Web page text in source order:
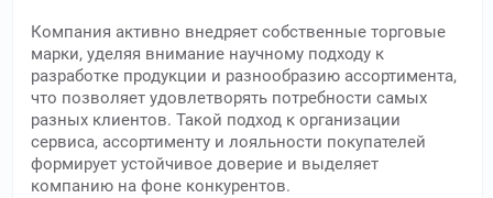
Компания активно внедряет собственные торговые
марки, уделяя внимание научному подходу к
разработке продукции и разнообразию ассортимента,
что позволяет удовлетворять потребности самых
разных клиентов. Такой подход к организации
сервиса, ассортименту и лояльности покупателей
формирует устойчивое доверие и выделяет
компанию на фоне конкурентов.